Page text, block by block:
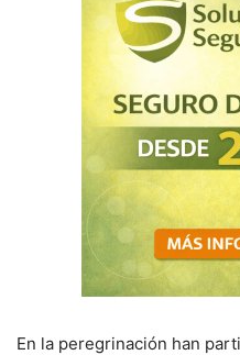
En la peregrinación han